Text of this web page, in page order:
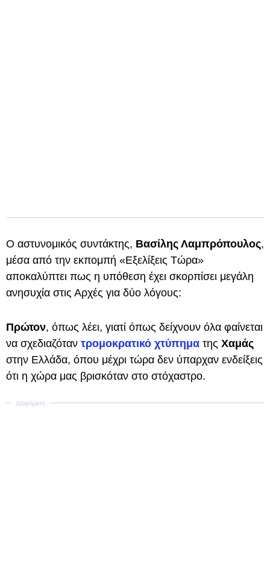
Ο αστυνομικός συντάκτης, Βασίλης Λαμπρόπουλος,
μέσα από την εκπομπή «Εξελίξεις Τώρα»
αποκαλύπτει πως η υπόθεση έχει σκορπίσει μεγάλη
ανησυχία στις Αρχές για δύο λόγους:
Πρώτον, όπως λέει, γιατί όπως δείχνουν όλα φαίνεται
να σχεδιαζόταν τρομοκρατικό χτύπημα της Χαμάς
στην Ελλάδα, όπου μέχρι τώρα δεν ύπαρχαν ενδείξεις
ότι η χώρα μας βρισκόταν στο στόχαστρο.